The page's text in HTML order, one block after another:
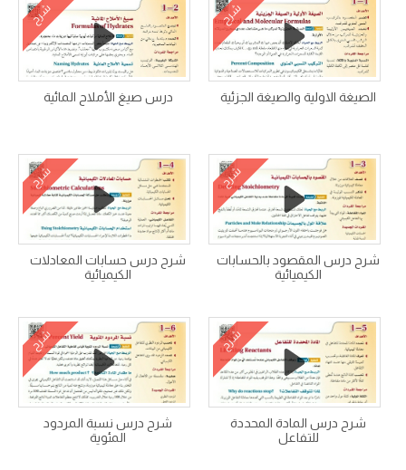
شرح
الصيغة الاولية والصيغة الجزئية
شرح
درس صيغ الأملاح المائية
شرح
شرح درس المقصود بالحسابات
الكيميائية
شرح
شرح درس حسابات المعادلات
الكيميائية
شرح
شرح درس المادة المحددة
للتفاعل
شرح
شرح درس نسبة المردود
المئوية